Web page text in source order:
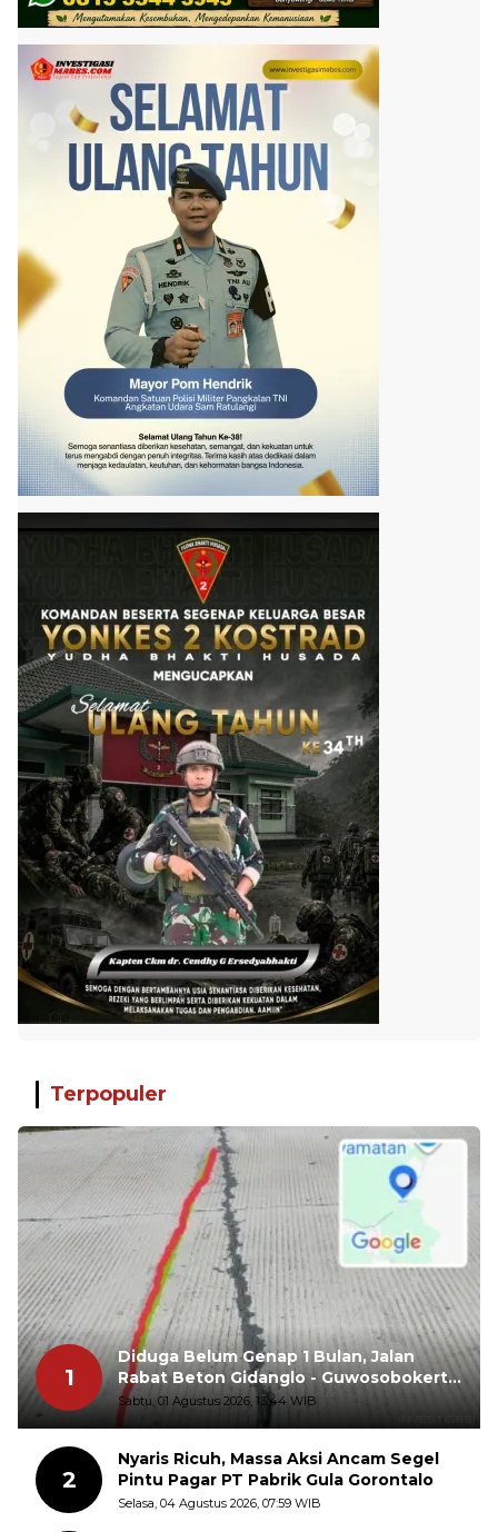
Terpopuler
1
Diduga Belum Genap 1 Bulan, Jalan
Rabat Beton Gidanglo - Guwosobokerto
Sudah Pecah
Sabtu, 01 Agustus 2026, 13:44 WIB
2
Nyaris Ricuh, Massa Aksi Ancam Segel
Pintu Pagar PT Pabrik Gula Gorontalo
Selasa, 04 Agustus 2026, 07:59 WIB